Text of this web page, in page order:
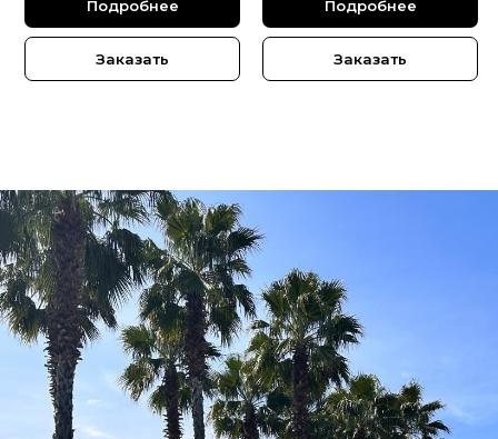
Подробнее
Заказать
Подробнее
Заказать